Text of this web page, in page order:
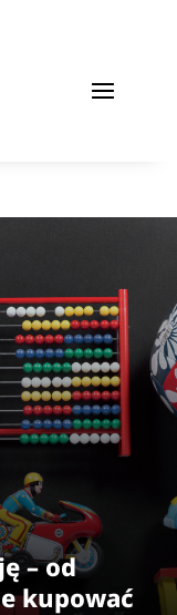
– od
kupować